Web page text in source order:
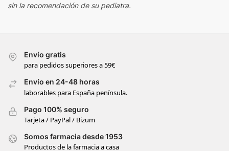
sin la recomendación de su pediatra.
Envío gratis
para pedidos superiores a 59€
Envío en 24-48 horas
laborables para España península.
Pago 100% seguro
Tarjeta / PayPal / Bizum
Somos farmacia desde 1953
Productos de la farmacia a casa